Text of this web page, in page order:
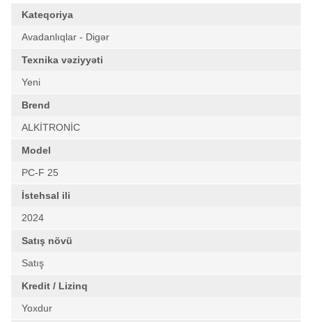
Kateqoriya
Avadanlıqlar - Digər
Texnika vəziyyəti
Yeni
Brend
ALKİTRONİC
Model
PC-F 25
İstehsal ili
2024
Satış növü
Satış
Kredit / Lizinq
Yoxdur